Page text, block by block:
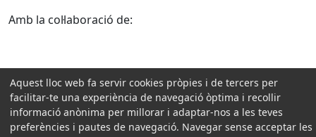
Amb la col·laboració de:
Aquest lloc web fa servir cookies pròpies i de tercers per
facilitar-te una experiència de navegació òptima i recollir
informació anònima per millorar i adaptar-nos a les teves
preferències i pautes de navegació. Navegar sense acceptar les